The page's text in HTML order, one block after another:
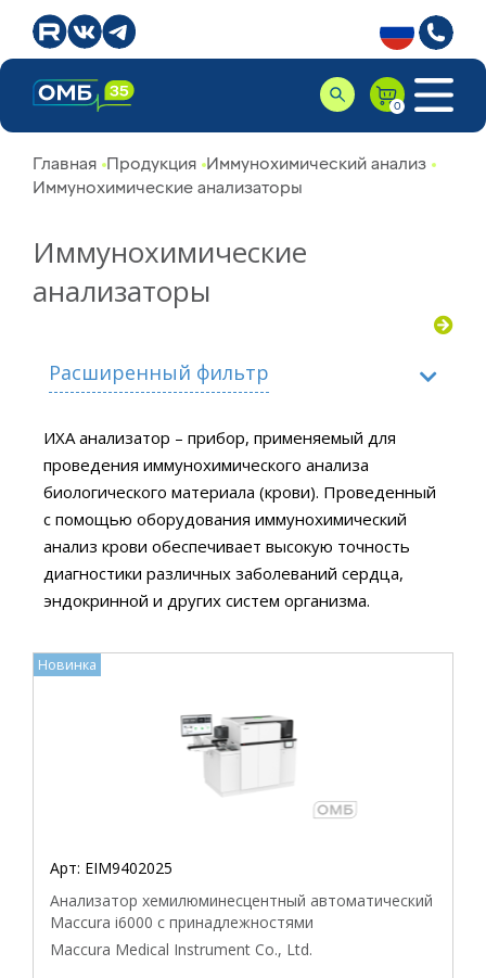
Главная Продукция Иммунохимический анализ
Иммунохимические анализаторы
Иммунохимические
анализаторы
Расширенный фильтр
Производитель
Совместимость с прибором
ИХА анализатор – прибор, применяемый для
проведения иммунохимического анализа
биологического материала (крови). Проведенный
с помощью оборудования иммунохимический
анализ крови обеспечивает высокую точность
диагностики различных заболеваний сердца,
эндокринной и других систем организма.
Новинка
Арт: EIM9402025
Анализатор хемилюминесцентный автоматический
Maccura i6000 с принадлежностями
Maccura Medical Instrument Co., Ltd.